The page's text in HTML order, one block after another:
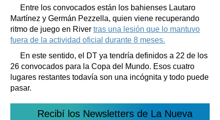
Entre los convocados están los bahienses Lautaro
Martínez y Germán Pezzella, quien viene recuperando
ritmo de juego en River tras una lesión que lo mantuvo
fuera de la actividad oficial durante 8 meses.
En este sentido, el DT ya tendría definidos a 22 de los
26 convocados para la Copa del Mundo. Esos cuatro
lugares restantes todavía son una incógnita y todo puede
pasar.
Recibí los Newsletters de La Nueva